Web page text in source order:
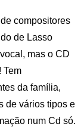
compositores
de Lasso
mas o CD
Tem
da família,
de vários tipos e
num Cd só.